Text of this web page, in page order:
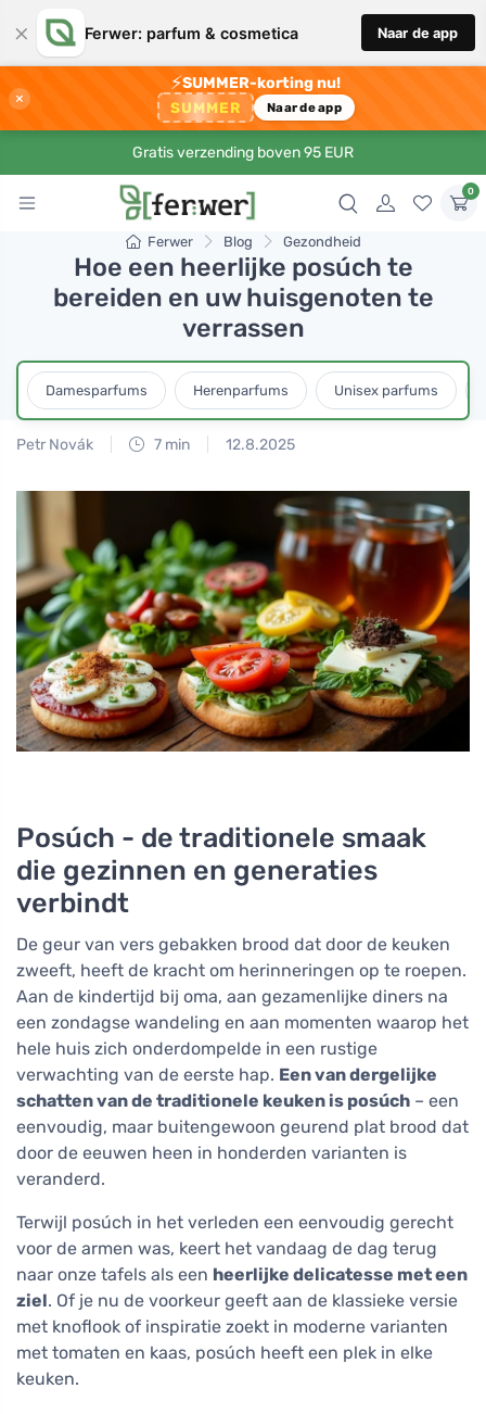
× Ferwer: parfum & cosmetica Naar de app
×
⚡SUMMER-korting nu!
SUMMER Naar de app
Gratis verzending boven 95 EUR
0
Ferwer Blog Gezondheid
Hoe een heerlijke posúch te
bereiden en uw huisgenoten te
verrassen
Damesparfums Herenparfums Unisex parfums
Petr Novák 7 min 12.8.2025
Posúch - de traditionele smaak
die gezinnen en generaties
verbindt
De geur van vers gebakken brood dat door de keuken
zweeft, heeft de kracht om herinneringen op te roepen.
Aan de kindertijd bij oma, aan gezamenlijke diners na
een zondagse wandeling en aan momenten waarop het
hele huis zich onderdompelde in een rustige
verwachting van de eerste hap. Een van dergelijke
schatten van de traditionele keuken is posúch – een
eenvoudig, maar buitengewoon geurend plat brood dat
door de eeuwen heen in honderden varianten is
veranderd.
Terwijl posúch in het verleden een eenvoudig gerecht
voor de armen was, keert het vandaag de dag terug
naar onze tafels als een heerlijke delicatesse met een
ziel. Of je nu de voorkeur geeft aan de klassieke versie
met knoflook of inspiratie zoekt in moderne varianten
met tomaten en kaas, posúch heeft een plek in elke
keuken.